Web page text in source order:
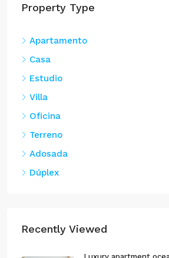
Property Type
Apartamento
Casa
Estudio
Villa
Oficina
Terreno
Adosada
Dúplex
Recently Viewed